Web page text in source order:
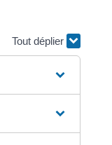
Tout déplier